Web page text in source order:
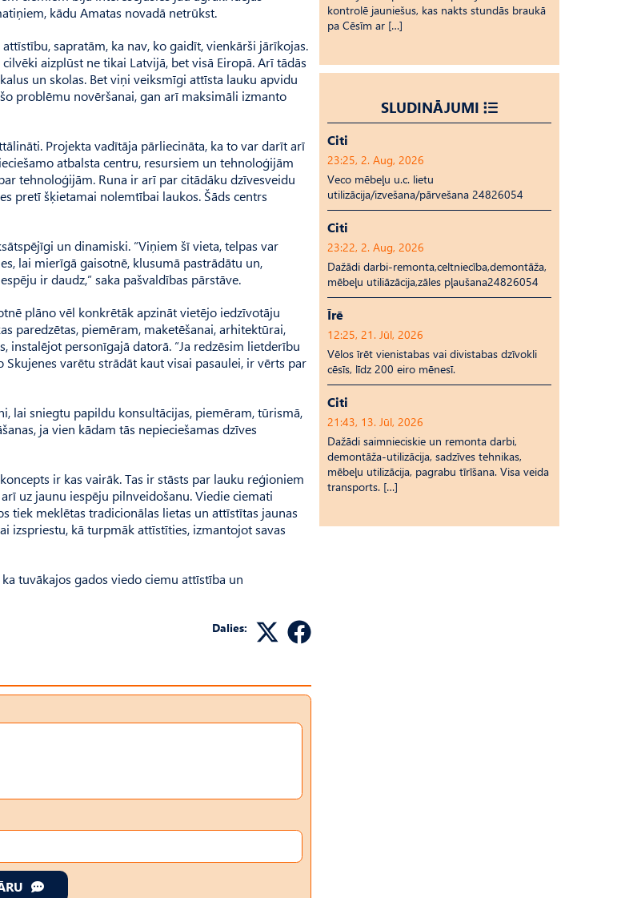
kādu Amatas novadā netrūkst.
sapratām, ka nav, ko gaidīt, vienkārši jārīkojas.
aizplūst ne tikai Latvijā, bet visā Eiropā. Arī tādās
un skolas. Bet viņi veiksmīgi attīsta lauku apvidu
problēmu novēršanai, gan arī maksimāli izmanto
Projekta vadītāja pārliecināta, ka to var darīt arī
atbalsta centru, resursiem un tehnoloģijām
tehnoloģijām. Runa ir arī par citādāku dzīvesveidu
pretī šķietamai nolemtībai laukos. Šāds centrs
un dinamiski. “Viņiem šī vieta, telpas var
lai mierīgā gaisotnē, klusumā pastrādātu un,
ir daudz,” saka pašvaldības pārstāve.
plāno vēl konkrētāk apzināt vietējo iedzīvotāju
paredzētas, piemēram, maketēšanai, arhitektūrai,
instalējot personīgajā datorā. “Ja redzēsim lietderību
varētu strādāt kaut visai pasaulei, ir vērts par
lai sniegtu papildu konsultācijas, piemēram, tūrismā,
ja vien kādam tās nepieciešamas dzīves
ir kas vairāk. Tas ir stāsts par lauku reģioniem
uz jaunu iespēju pilnveidošanu. Viedie ciemati
tiek meklētas tradicionālas lietas un attīstītas jaunas
izspriestu, kā turpmāk attīstīties, izmantojot savas
tuvākajos gados viedo ciemu attīstība un
Dalies:
kontrolē jauniešus, kas nakts stundās braukā
pa Cēsīm ar […]
SLUDINĀJUMI
Citi
23:25, 2. Aug, 2026
Veco mēbeļu u.c. lietu
utilizācija/izvešana/pārvešana 24826054
Citi
23:22, 2. Aug, 2026
Dažādi darbi-remonta,celtniecība,demontāža,
mēbeļu utiliāzācija,zāles pļaušana24826054
Īrē
12:25, 21. Jūl, 2026
Vēlos īrēt vienistabas vai divistabas dzīvokli
cēsīs, līdz 200 eiro mēnesī.
Citi
21:43, 13. Jūl, 2026
Dažādi saimnieciskie un remonta darbi,
demontāža-utilizācija, sadzīves tehnikas,
mēbeļu utilizācija, pagrabu tīrīšana. Visa veida
transports. […]